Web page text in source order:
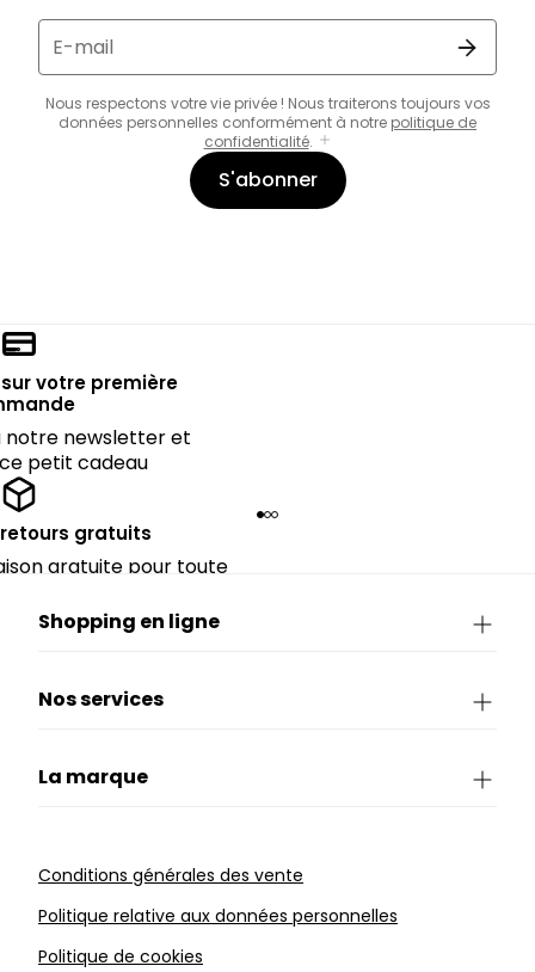
E-mail
Nous respectons votre vie privée ! Nous traiterons toujours vos
données personnelles conformément à notre politique de
confidentialité.
S'abonner
votre première
notre newsletter et
petit cadeau
gratuits
gratuite pour toute
Shopping en ligne
Nos services
La marque
Conditions générales des vente
Politique relative aux données personnelles
Politique de cookies